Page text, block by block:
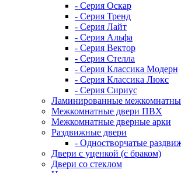
- Серия Оскар
- Серия Тренд
- Серия Лайт
- Серия Альфа
- Серия Вектор
- Серия Стелла
- Серия Классика Модерн
- Серия Классика Люкс
- Серия Сириус
Ламинированные
Межкомнатные двери ПВХ
Межкомнатные дверные арки
Раздвижные двери
- Одностворчатые
Двери с уценкой (с браком)
Двери со стеклом